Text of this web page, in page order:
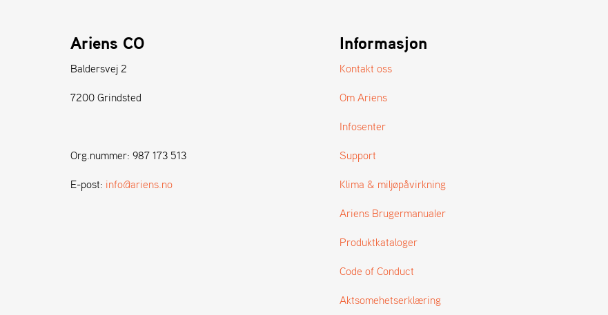
Ariens CO
Baldersvej 2
7200 Grindsted
Org.nummer: 987 173 513
E-post: info@ariens.no
Informasjon
Kontakt oss
Om Ariens
Infosenter
Support
Klima & miljøpåvirkning
Ariens Brugermanualer
Produktkataloger
Code of Conduct
Aktsomehetserklæring